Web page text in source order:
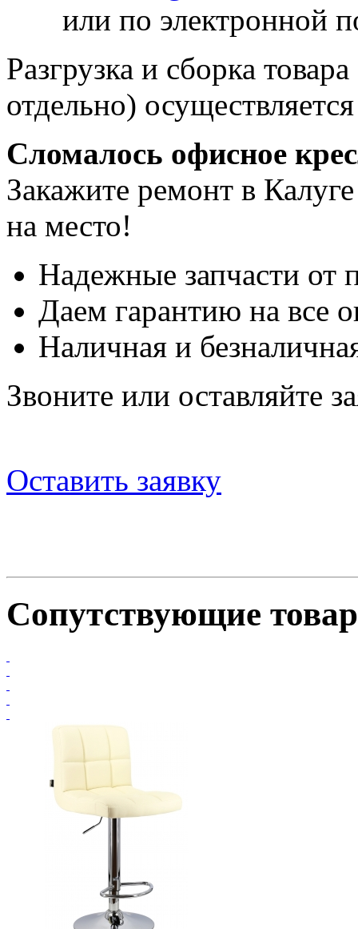
или по электронной
Разгрузка и сборка
отдельно)
Сломалось офисное
Закажите ремонт в
на место!
Надежные запчасти от
Даем гарантию на все
Наличная и
Звоните или оставляйте
Оставить заявку
Сопутствующие